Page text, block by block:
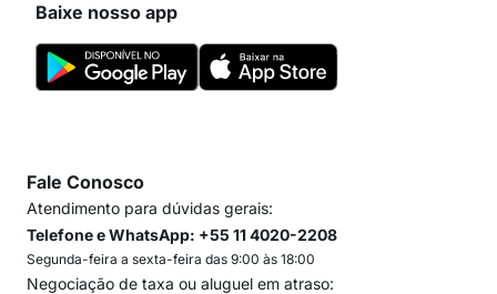
Baixe nosso app
Fale Conosco
Atendimento para dúvidas gerais:
Telefone e WhatsApp: +55 11 4020-2208
Segunda-feira a sexta-feira das 9:00 às 18:00
Negociação de taxa ou aluguel em atraso: